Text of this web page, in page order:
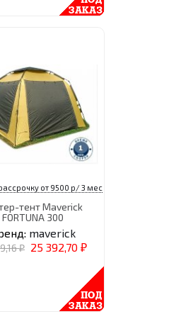
от 9500 р/ 3 мес
тент Maverick
FORTUNA 300
maverick
₽ 25 392,70 ₽